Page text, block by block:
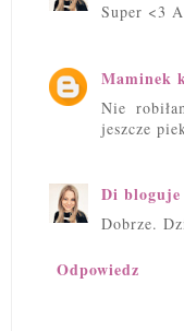
Super <3
Maminek
Nie
jeszcze
Di bloguje
Dobrze.
Odpowiedz